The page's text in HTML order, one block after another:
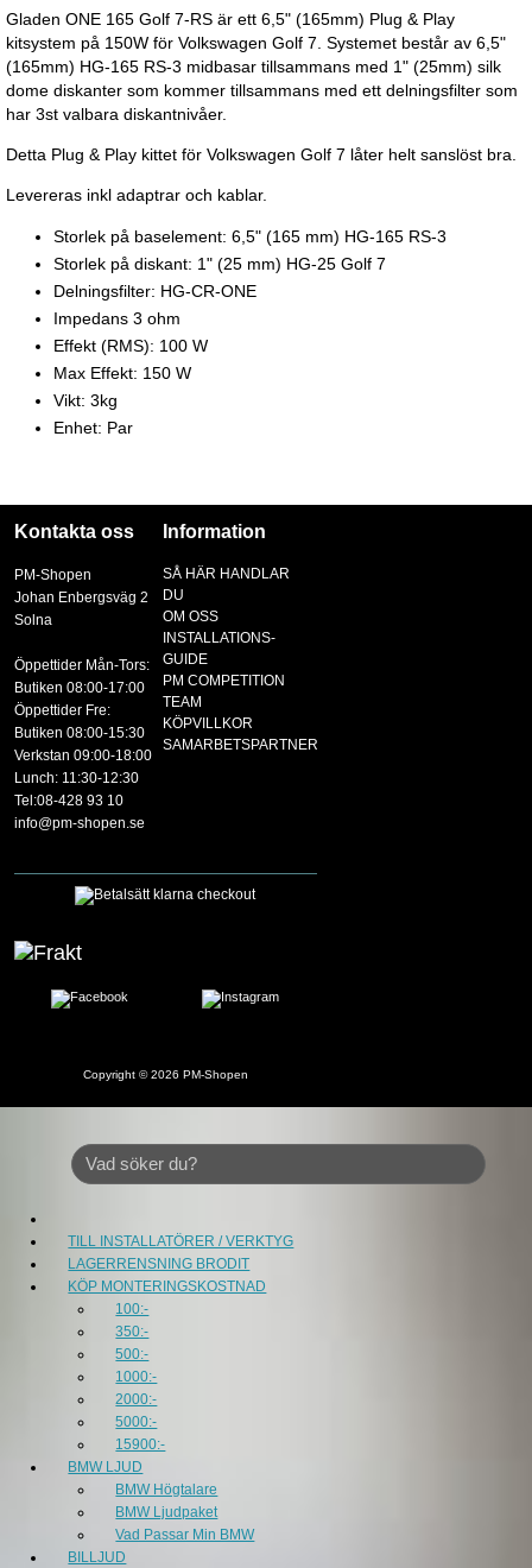
Gladen ONE 165 Golf 7-RS är ett 6,5" (165mm) Plug & Play
kitsystem på 150W för Volkswagen Golf 7. Systemet består av 6,5"
(165mm) HG-165 RS-3 midbasar tillsammans med 1" (25mm) silk
dome diskanter som kommer tillsammans med ett delningsfilter som
har 3st valbara diskantnivåer.
Detta Plug & Play kittet för Volkswagen Golf 7 låter helt sanslöst bra.
Levereras inkl adaptrar och kablar.
Storlek på baselement: 6,5" (165 mm) HG-165 RS-3
Storlek på diskant: 1" (25 mm) HG-25 Golf 7
Delningsfilter: HG-CR-ONE
Impedans 3 ohm
Effekt (RMS): 100 W
Max Effekt: 150 W
Vikt: 3kg
Enhet: Par
Kontakta oss
PM-Shopen
Johan Enbergsväg 2
Solna
Öppettider Mån-Tors:
Butiken 08:00-17:00
Öppettider Fre:
Butiken 08:00-15:30
Verkstan 09:00-18:00
Lunch: 11:30-12:30
Tel:08-428 93 10
info@pm-shopen.se
Information
SÅ HÄR HANDLAR
DU
OM OSS
INSTALLATIONS-
GUIDE
PM COMPETITION
TEAM
KÖPVILLKOR
SAMARBETSPARTNER
Copyright © 2026 PM-Shopen
TILL INSTALLATÖRER / VERKTYG
LAGERRENSNING BRODIT
KÖP MONTERINGSKOSTNAD
100:-
350:-
500:-
1000:-
2000:-
5000:-
15900:-
BMW LJUD
BMW Högtalare
BMW Ljudpaket
Vad Passar Min BMW
BILLJUD